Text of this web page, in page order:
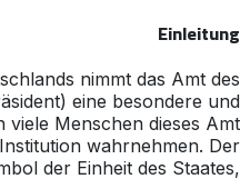
Einleitung
nimmt das Amt des
eine besondere und
viele Menschen dieses Amt
wahrnehmen. Der
der Einheit des Staates,